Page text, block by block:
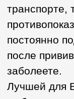
транспорте,
постоянно
после
заболеете.
Лучшей для